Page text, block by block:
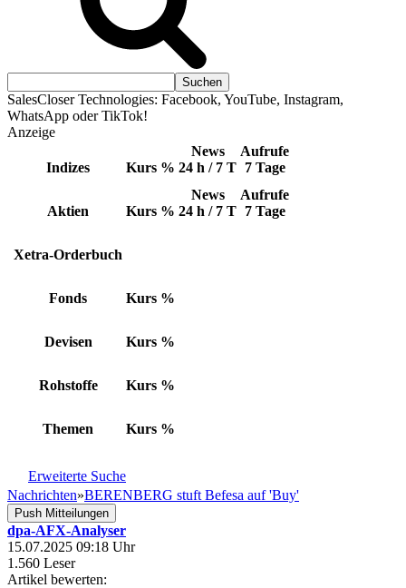
SalesCloser Technologies: Facebook, YouTube, Instagram,
WhatsApp oder TikTok!
Anzeige
Indizes Kurs %
News
24 h / 7 T
Aufrufe
7 Tage
Aktien Kurs %
News
24 h / 7 T
Aufrufe
7 Tage
Xetra-Orderbuch
Fonds Kurs %
Devisen Kurs %
Rohstoffe Kurs %
Themen Kurs %
Erweiterte Suche
Nachrichten»BERENBERG stuft Befesa auf 'Buy'
Push Mitteilungen
dpa-AFX-Analyser
15.07.2025 09:18 Uhr
1.560 Leser
Artikel bewerten: